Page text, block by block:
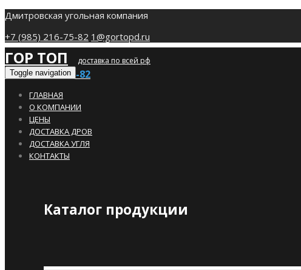
Дмитровская угольная компания
+7 (985) 216-75-82 1@gortopd.ru
ГОР ТОП доставка по всей рф
+7 (985) 216-75-82
Toggle navigation
ГЛАВНАЯ
О КОМПАНИИ
ЦЕНЫ
ДОСТАВКА ДРОВ
ДОСТАВКА УГЛЯ
КОНТАКТЫ
Каталог продукции